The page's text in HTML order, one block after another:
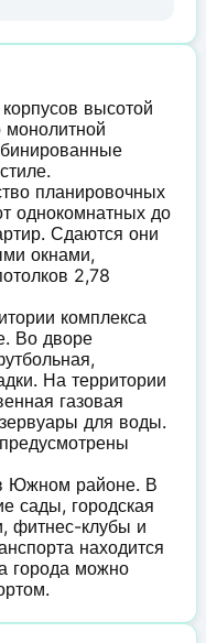
высотой
планировочных
однокомнатных до
Сдаются они
окнами,
2,78
комплекса
Во дворе
На территории
газовая
для воды.
Южном районе. В
сады, городская
фитнес-клубы и
находится
города можно